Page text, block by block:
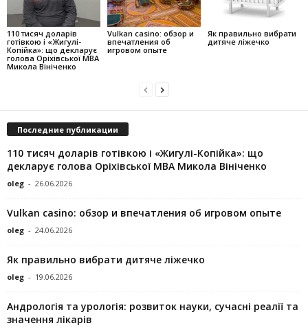
110 тисяч доларів
готівкою і «Жигулі-
Копійка»: що декларує
голова Оріхівської МВА
Микола Вініченко
Vulkan casino: обзор и
впечатления об
игровом опыте
Як правильно вибрати
дитяче ліжечко
Последние публикации
110 тисяч доларів готівкою і «Жигулі-Копійка»: що
декларує голова Оріхівської МВА Микола Вініченко
oleg - 26.06.2026
Vulkan casino: обзор и впечатления об игровом опыте
oleg - 24.06.2026
Як правильно вибрати дитяче ліжечко
oleg - 19.06.2026
Андрологія та урологія: розвиток науки, сучасні реалії та
значення лікарів